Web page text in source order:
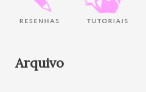
Arquivo